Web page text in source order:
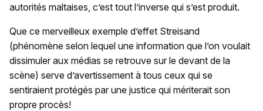
autorités maltaises, c’est tout l’inverse qui s’est produit.
Que ce merveilleux exemple d’effet Streisand
(phénomène selon lequel une information que l’on voulait
dissimuler aux médias se retrouve sur le devant de la
scène) serve d’avertissement à tous ceux qui se
sentiraient protégés par une justice qui mériterait son
propre procès!